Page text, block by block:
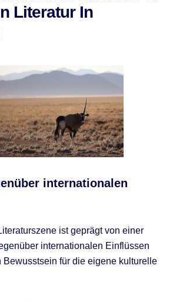
Literatur In
internationalen
ist geprägt von einer
internationalen Einflüssen
Bewusstsein für die eigene kulturelle